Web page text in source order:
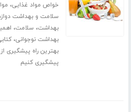
خواص مواد غذایی،
سلامت و بهداشت
بهداشت، سلامت،
بهداشت نوجوانی،
بهترین راه پیشگیری
پیشگیری کنیم